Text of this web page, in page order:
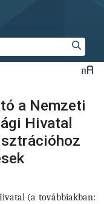
a Nemzeti
Hivatal
(a továbbiakban: